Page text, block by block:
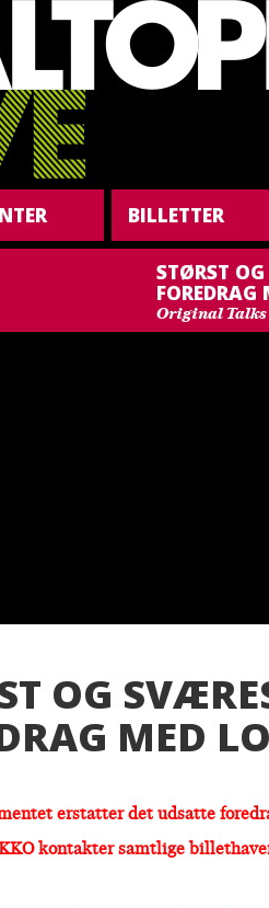
BILLETTER
STØRST
FOREDRAG
Original Talks
OG
MED
erstatter det udsatte
kontakter samtlige